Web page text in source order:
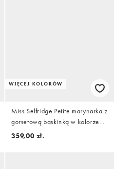
WIĘCEJ KOLORÓW
Miss Selfridge Petite marynarka z
gorsetową baskinką w kolorze
butter yellow
359,00 zł.